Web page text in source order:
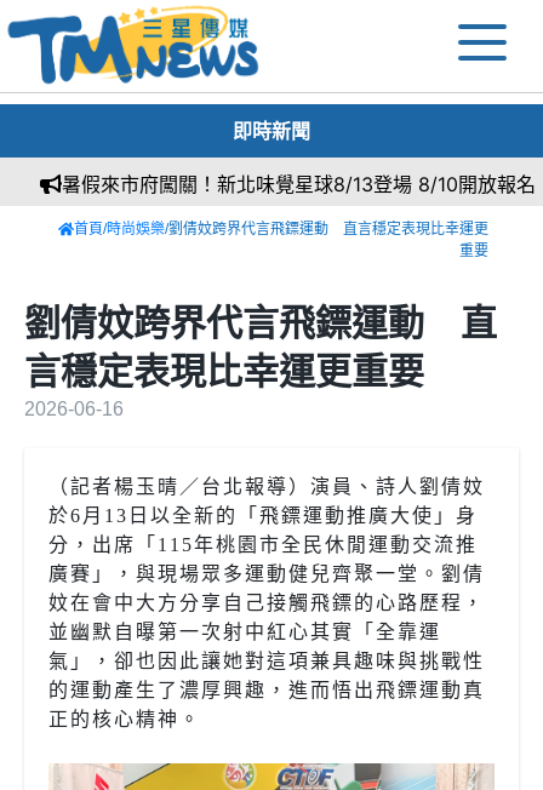
即時新聞
暑假來市府闖關！新北味覺星球8/13登場 8/10開放報名
首頁/時尚娛樂/劉倩妏跨界代言飛鏢運動 直言穩定表現比幸運更
重要
劉倩妏跨界代言飛鏢運動 直
言穩定表現比幸運更重要
2026-06-16
（記者楊玉晴／台北報導）演員、詩人劉倩妏
於6月13日以全新的「飛鏢運動推廣大使」身
分，出席「115年桃園市全民休閒運動交流推
廣賽」，與現場眾多運動健兒齊聚一堂。劉倩
妏在會中大方分享自己接觸飛鏢的心路歷程，
並幽默自曝第一次射中紅心其實「全靠運
氣」，卻也因此讓她對這項兼具趣味與挑戰性
的運動產生了濃厚興趣，進而悟出飛鏢運動真
正的核心精神。